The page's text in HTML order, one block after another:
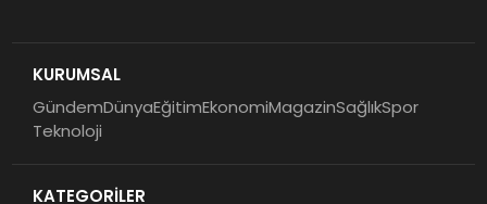
KURUMSAL
GündemDünyaEğitimEkonomiMagazinSağlıkSpor
Teknoloji
KATEGORİLER